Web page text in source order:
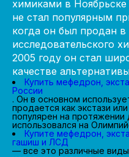
химиками в
не стал популярным
когда он был продан
исследовательского
2005 году он стал
качестве
Купить мефедрон,
России
. Он в основном
продается как экстази
популярен на
использовался на
Купите мефедрон,
гашиш и ЛСД
— все это различные